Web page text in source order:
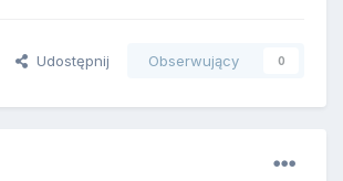
Udostępnij Obserwujący 0